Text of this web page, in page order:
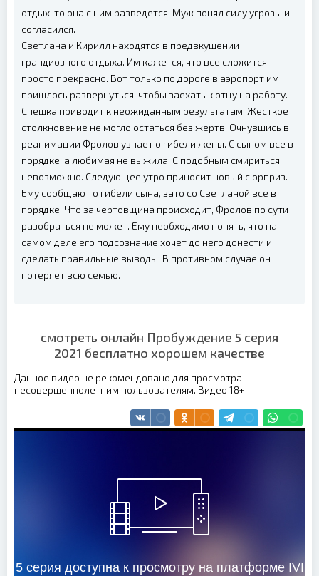
отдых, то она с ним разведется. Муж понял силу угрозы и
согласился.
Светлана и Кирилл находятся в предвкушении
грандиозного отдыха. Им кажется, что все сложится
просто прекрасно. Вот только по дороге в аэропорт им
пришлось развернуться, чтобы заехать к отцу на работу.
Спешка приводит к неожиданным результатам. Жесткое
столкновение не могло остаться без жертв. Очнувшись в
реанимации Фролов узнает о гибели жены. С сыном все в
порядке, а любимая не выжила. С подобным смириться
невозможно. Следующее утро приносит новый сюрприз.
Ему сообщают о гибели сына, зато со Светланой все в
порядке. Что за чертовщина происходит, Фролов по сути
разобраться не может. Ему необходимо понять, что на
самом деле его подсознание хочет до него донести и
сделать правильные выводы. В противном случае он
потеряет всю семью.
смотреть онлайн Пробуждение 5 серия
2021 бесплатно хорошем качестве
Данное видео не рекомендовано для просмотра
несовершеннолетним пользователям. Видео 18+
5 серия доступна к просмотру на платформе IVI